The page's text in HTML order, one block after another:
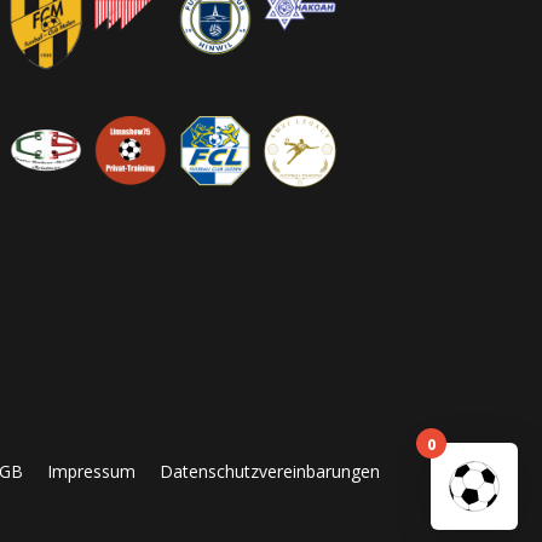
Datenschutzvereinbarungen
Impressum
Es befinden sich
0